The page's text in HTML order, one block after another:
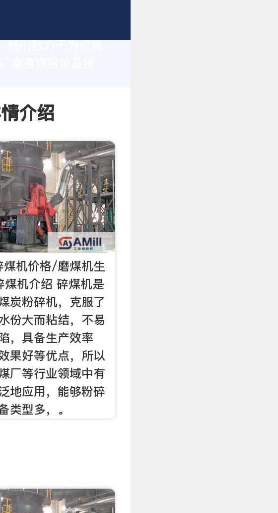
家直销报价及技
介绍
机价格/磨煤机生
机介绍 碎煤机是
炭粉碎机，克服了
份大而粘结，不易
，具备生产效率
果好等优点，所以
厂等行业领域中有
地应用，能够粉碎
类型多，。